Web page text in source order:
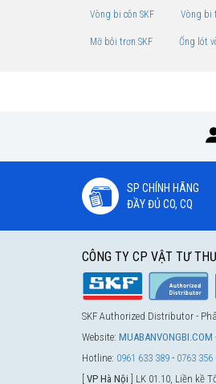
Vòng bi côn SKF Vòng bi
Mỡ bôi trơn SKF Ống lót
SP CHÍNH HÃNG
ĐẦY ĐỦ CO, CQ
CÔNG TY CP VẬT TƯ
SKF Authorized Distributor -
Website: MUABANVONGBI.COM
Hotline: 0961 633 389 - 0763 356
VP Hà Nội ] LK 01.10, Liền kề